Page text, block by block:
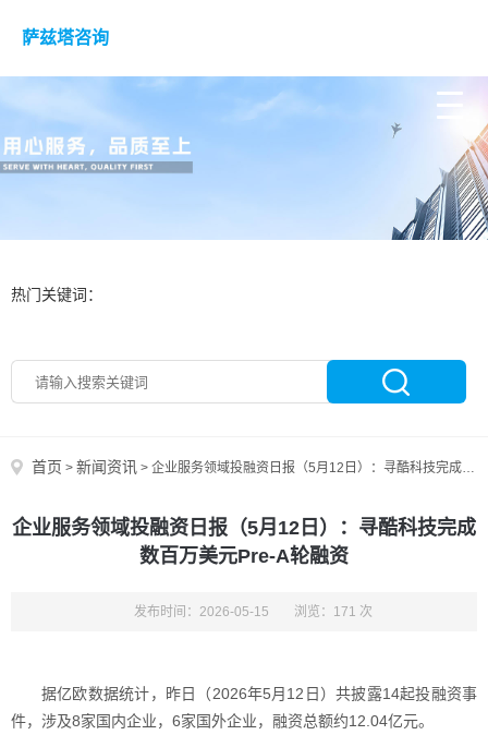
萨兹塔咨询
热门关键词：
首页 > 新闻资讯 > 企业服务领域投融资日报（5月12日）：寻酷科技完成数百万美元Pre-A轮融资
企业服务领域投融资日报（5月12日）：寻酷科技完成
数百万美元Pre-A轮融资
发布时间：2026-05-15 浏览：171 次
据亿欧数据统计，昨日（2026年5月12日）共披露14起投融资事
件，涉及8家国内企业，6家国外企业，融资总额约12.04亿元。